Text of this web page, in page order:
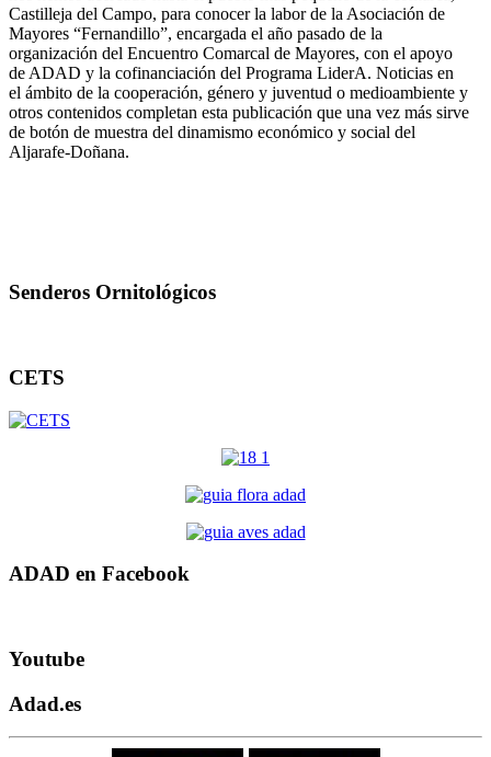
Castilleja del Campo, para conocer la labor de la Asociación de
Mayores “Fernandillo”, encargada el año pasado de la
organización del Encuentro Comarcal de Mayores, con el apoyo
de ADAD y la cofinanciación del Programa LiderA. Noticias en
el ámbito de la cooperación, género y juventud o medioambiente y
otros contenidos completan esta publicación que una vez más sirve
de botón de muestra del dinamismo económico y social del
Aljarafe-Doñana.
Senderos Ornitológicos
CETS
ADAD en Facebook
Youtube
Adad.es